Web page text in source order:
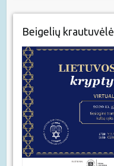
Beigelių krautuvėlė